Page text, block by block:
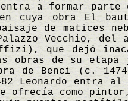
entra a formar parte
en cuya obra El
de matices
Vecchio, del
que dejó
obras de su etapa
de Benci (c.
Leonardo entra
ofrecía como